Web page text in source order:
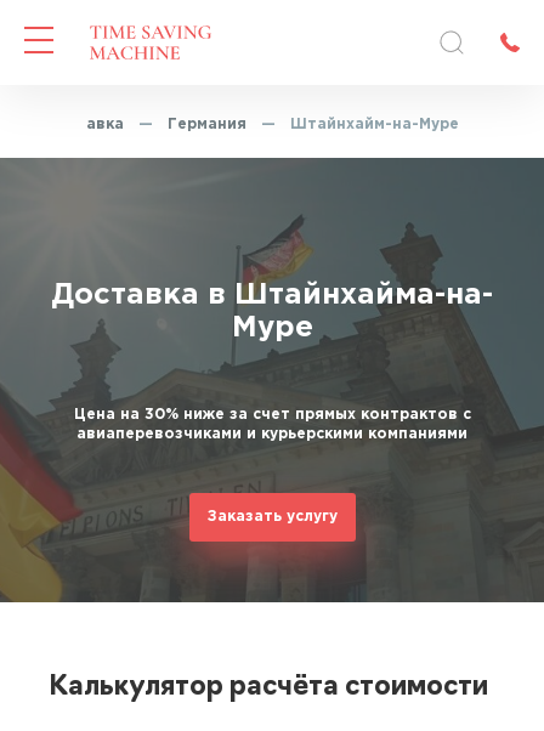
доставка — Германия — Штайнхайм-на-Муре
Доставка в Штайнхайма-на-
Муре
Цена на 30% ниже за счет прямых контрактов с
авиаперевозчиками и курьерскими компаниями
Заказать услугу
Калькулятор расчёта стоимости